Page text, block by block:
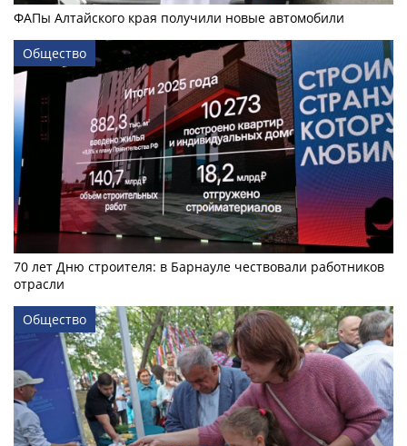
ФАПы Алтайского края получили новые автомобили
Общество
70 лет Дню строителя: в Барнауле чествовали работников
отрасли
Общество